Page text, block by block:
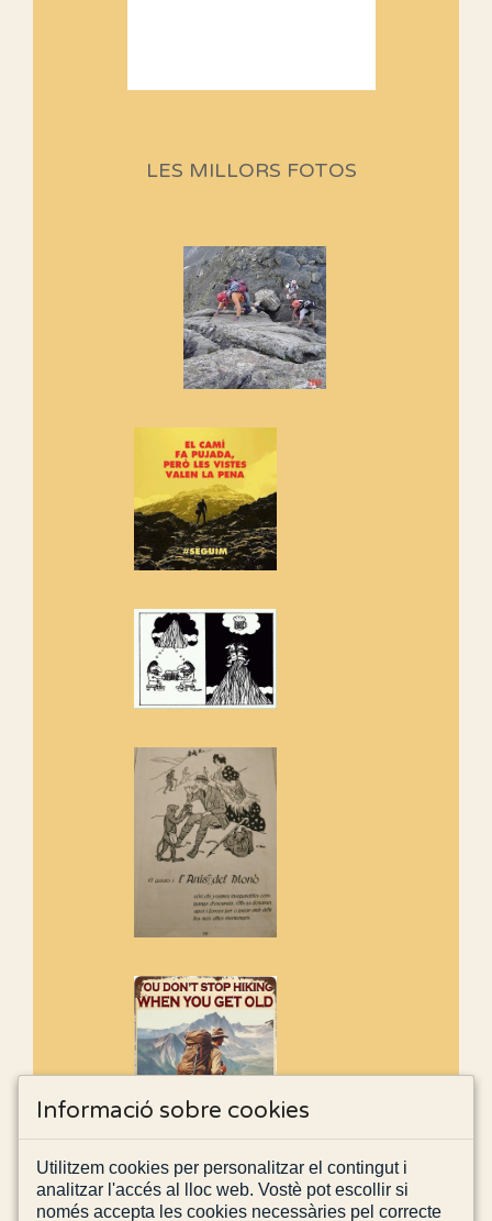
Aquí teniu la primera part de la
Si no podem caminar, alguna
cosa hem de fer...
Els Centpeus signen el
Manifest a favor dels Camins
Si ets una entitat o associació
adhereix-te al manifest!
Rebem un diploma dels
Amics de Sant Aniol d'Aguja
Els Centpeus estem implicats
de l'entorn de Sant Aniol
LES MILLORS FOTOS
Informació sobre cookies
Utilitzem cookies per personalitzar el contingut i
analitzar l'accés al lloc web. Vostè pot escollir si
només accepta les cookies necessàries pel correcte